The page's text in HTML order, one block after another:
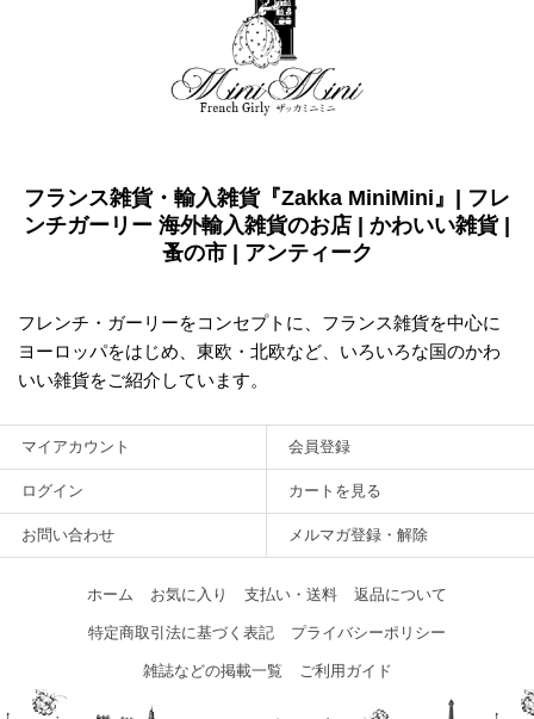
フランス雑貨・輸入雑貨『Zakka MiniMini』| フレ
ンチガーリー 海外輸入雑貨のお店 | かわいい雑貨 |
蚤の市 | アンティーク
フレンチ・ガーリーをコンセプトに、フランス雑貨を中心に
ヨーロッパをはじめ、東欧・北欧など、いろいろな国のかわ
いい雑貨をご紹介しています。
マイアカウント 会員登録
ログイン カートを見る
お問い合わせ メルマガ登録・解除
ホーム お気に入り 支払い・送料 返品について
特定商取引法に基づく表記 プライバシーポリシー
雑誌などの掲載一覧 ご利用ガイド